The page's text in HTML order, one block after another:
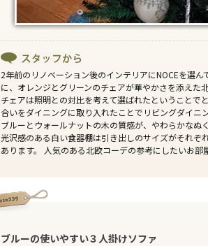
2年前のリノベーション後のインテリアにNOCEを選
に、オレンジとグリーンのチェアが華やかさを添えた
チェアは照明との対比を考えて選ばれたということで
合いをダイニングに取り入れたことでリビングダイニ
ブルーとウォールナットの木の質感が、やわらかなぬ
光沢感のある白い食器棚は引き出しのサイズがそれ
あります。 人気のある北欧コーデの参考にしたいお部
ブルーの使いやすい３人掛けソファ